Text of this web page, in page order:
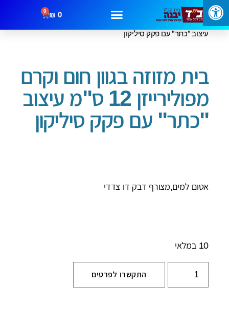
0
₪
0
עמוד הבית/בתי מזוזה
עיצוב "כתר" עם פקק סיליקון
בית מזוזה בגוון חום וקרם
מפולירייזן 12 ס"מ עיצוב
"כתר" עם פקק סיליקון
אטום למים,מצורף דבק דו צדדי
10 במלאי
התקשרו לפרטים